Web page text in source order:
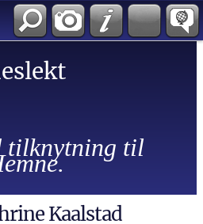
tilknytning til
Kaalstad